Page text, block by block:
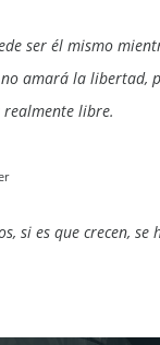
ser él mismo
amará la libertad,
realmente libre.
si es que crecen, se